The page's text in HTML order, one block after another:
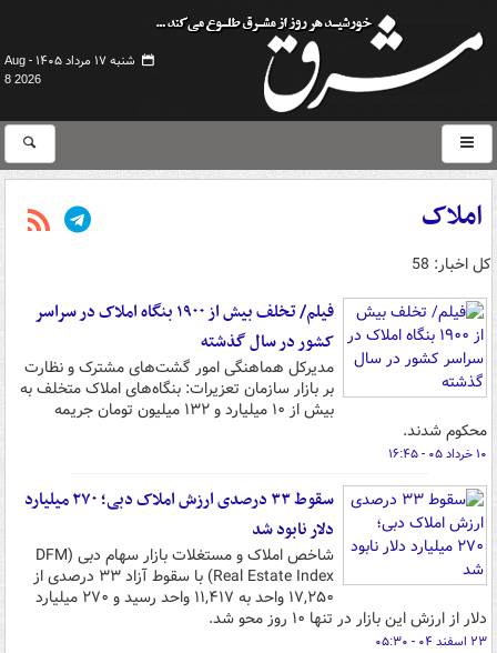
شنبه ۱۷ مرداد ۱۴۰۵ -
Aug
8 2026
املاک
کل اخبار: 58
فیلم/ تخلف بیش از ۱۹۰۰ بنگاه املاک در سراسر
کشور در سال گذشته
مدیرکل هماهنگی امور گشت‌های مشترک و نظارت
بر بازار سازمان تعزیرات: بنگاه‌های املاک متخلف به
بیش از ۱۰ میلیارد و ۱۳۲ میلیون تومان جریمه
محکوم شدند.
۱۰ خرداد ۰۵ - ۱۶:۴۵
سقوط ۳۳ درصدی ارزش املاک دبی؛ ۲۷۰ میلیارد
دلار نابود شد
شاخص املاک و مستغلات بازار سهام دبی (DFM
Real Estate Index) با سقوط آزاد ۳۳ درصدی از
۱۷,۲۵۰ واحد به ۱۱,۴۱۷ واحد رسید و ۲۷۰ میلیارد
دلار از ارزش این بازار در تنها ۱۰ روز محو شد.
۲۳ اسفند ۰۴ - ۰۵:۳۰